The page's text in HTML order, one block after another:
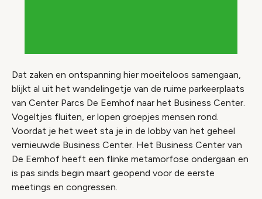
Dat zaken en ontspanning hier moeiteloos samengaan,
blijkt al uit het wandelingetje van de ruime parkeerplaats
van Center Parcs De Eemhof naar het Business Center.
Vogeltjes fluiten, er lopen groepjes mensen rond.
Voordat je het weet sta je in de lobby van het geheel
vernieuwde Business Center. Het Business Center van
De Eemhof heeft een flinke metamorfose ondergaan en
is pas sinds begin maart geopend voor de eerste
meetings en congressen.